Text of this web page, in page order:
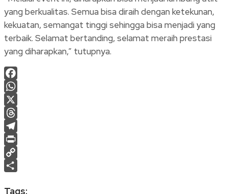
yang berkualitas. Semua bisa diraih dengan ketekunan,
kekuatan, semangat tinggi sehingga bisa menjadi yang
terbaik. Selamat bertanding, selamat meraih prestasi
yang diharapkan,” tutupnya.
Facebook
WhatsApp
X
Threads
Telegram
Print
Copy
Tags: